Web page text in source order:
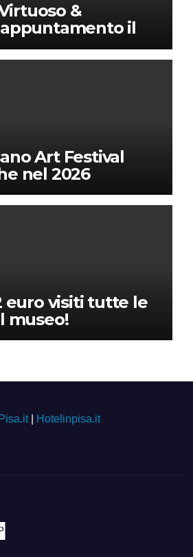
&
il
Blu con
Art Festival
nel 2026
euro visiti tutte le
museo!
| Hotelinpisa.it